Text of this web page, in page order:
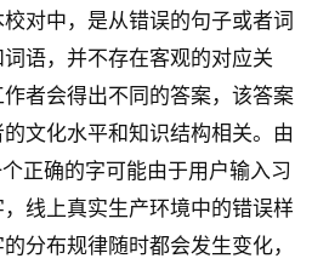
对中，是从错误的句子或者词
语，并不存在客观的对应关
者会得出不同的答案，该答案
文化水平和知识结构相关。由
正确的字可能由于用户输入习
线上真实生产环境中的错误样
分布规律随时都会发生变化，